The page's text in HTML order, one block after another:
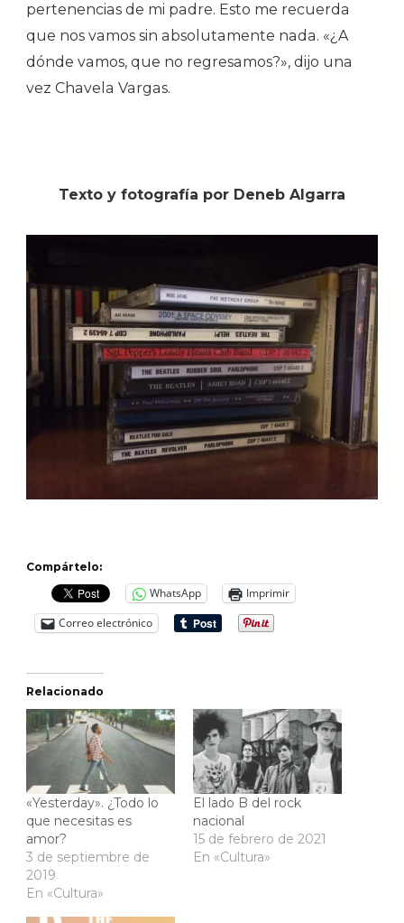
pertenencias de mi padre. Esto me recuerda
que nos vamos sin absolutamente nada. «¿A
dónde vamos, que no regresamos?», dijo una
vez Chavela Vargas.
Texto y fotografía por Deneb Algarra
Compártelo:
WhatsApp
Imprimir
Correo electrónico
Relacionado
«Yesterday». ¿Todo lo
que necesitas es
amor?
3 de septiembre de
2019
En «Cultura»
El lado B del rock
nacional
15 de febrero de 2021
En «Cultura»